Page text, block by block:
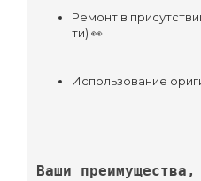
Ремонт в
ти) 👀
Использование
Ваши